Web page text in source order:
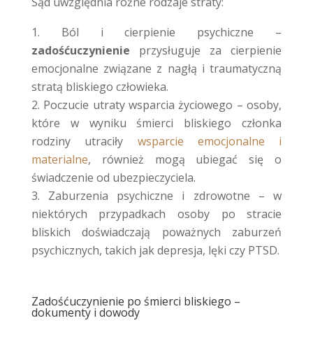
Ból i cierpienie psychiczne –
zadośćuczynienie przysługuje za cierpienie
emocjonalne związane z nagłą i traumatyczną
stratą bliskiego człowieka.
Poczucie utraty wsparcia życiowego – osoby,
które w wyniku śmierci bliskiego członka
rodziny utraciły wsparcie emocjonalne i
materialne, również mogą ubiegać się o
świadczenie od ubezpieczyciela.
Zaburzenia psychiczne i zdrowotne – w
niektórych przypadkach osoby po stracie
bliskich doświadczają poważnych zaburzeń
psychicznych, takich jak depresja, lęki czy PTSD.
Zadośćuczynienie po śmierci bliskiego –
dokumenty i dowody